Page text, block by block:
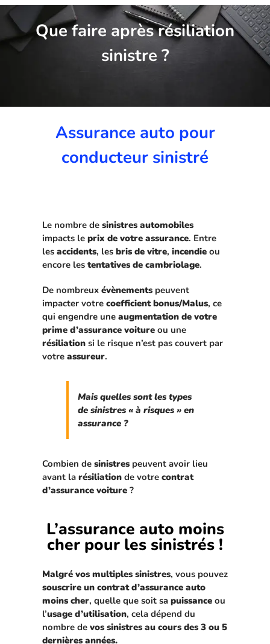
Que faire après résiliation
sinistre ?
Assurance auto pour
conducteur sinistré
Le nombre de sinistres automobiles
impacts le prix de votre assurance. Entre
les accidents, les bris de vitre, incendieou
encore lestentatives de cambriolage.
De nombreux évènementspeuvent
impacter votre coefficient bonus/Malus, ce
qui engendre une augmentation de votre
prime d’assurance voitureou une
résiliationsi le risque n’est pas couvert par
votre assureur.
Mais quelles sont les types
de sinistres « à risques » en
assurance ?
Combien de sinistrespeuvent avoir lieu
avant la résiliationde votre contrat
d’assurance voiture?
L’assurance auto moins
cher pour les sinistrés !
Malgré vos multiples sinistres, vous pouvez
souscrire un contrat d’assurance auto
moins cher, quelle que soit sa puissanceou
l’usage d’utilisation, cela dépend du
nombre de vos sinistres au cours des 3 ou 5
dernières années.